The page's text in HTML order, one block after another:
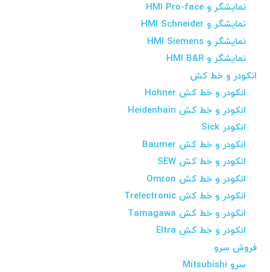
نمایشگر و HMI Pro-face
نمایشگر و HMI Schneider
نمایشگر و HMI Siemens
نمایشگر و HMI B&R
انکودر و خط کش
انکودر و خط کش Hohner
انکودر و خط کش Heidenhain
انکودر Sick
انکودر و خط کش Baumer
انکودر و خط کش SEW
انکودر و خط کش Omron
انکودر و خط کش Trelectronic
انکودر و خط کش Tamagawa
انکودر و خط کش Eltra
فروش سرو
سرو Mitsubishi